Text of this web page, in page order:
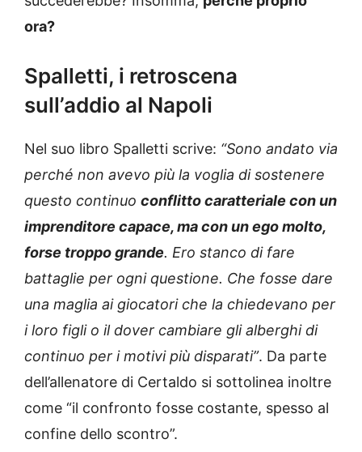
ora?
Spalletti, i retroscena
sull’addio al Napoli
Nel suo libro Spalletti scrive: “Sono andato via
perché non avevo più la voglia di sostenere
questo continuo conflitto caratteriale con un
imprenditore capace, ma con un ego molto,
forse troppo grande. Ero stanco di fare
battaglie per ogni questione. Che fosse dare
una maglia ai giocatori che la chiedevano per
i loro figli o il dover cambiare gli alberghi di
continuo per i motivi più disparati”. Da parte
dell’allenatore di Certaldo si sottolinea inoltre
come “il confronto fosse costante, spesso al
confine dello scontro”.